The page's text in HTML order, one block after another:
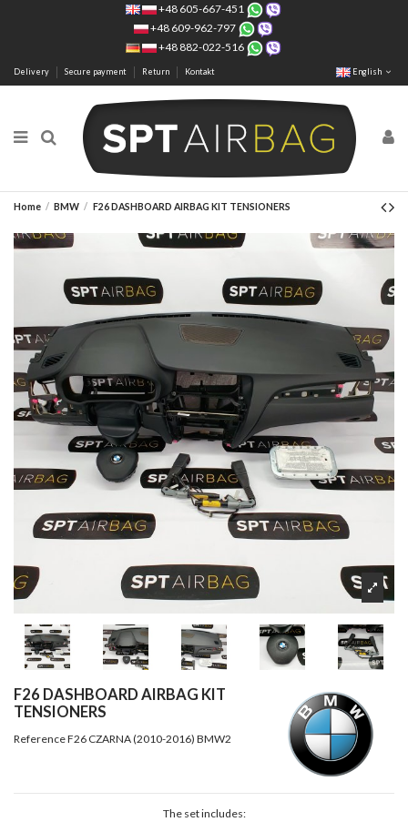
+48 605-667-451
+48 609-962-797
+48 882-022-516
Delivery Secure payment Return Kontakt English
Home BMW F26 DASHBOARD AIRBAG KIT TENSIONERS
F26 DASHBOARD AIRBAG KIT
TENSIONERS
ReferenceF26 CZARNA (2010-2016) BMW2
The set includes: